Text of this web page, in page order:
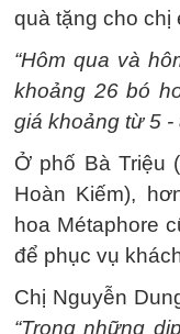
quà tặng cho chị
“Hôm qua và
khoảng 26 bó
giá khoảng từ 5 -
Ở phố Bà Triệu
Hoàn Kiếm),
hoa Métaphore
để phục vụ
Chị Nguyễn
“Trong những